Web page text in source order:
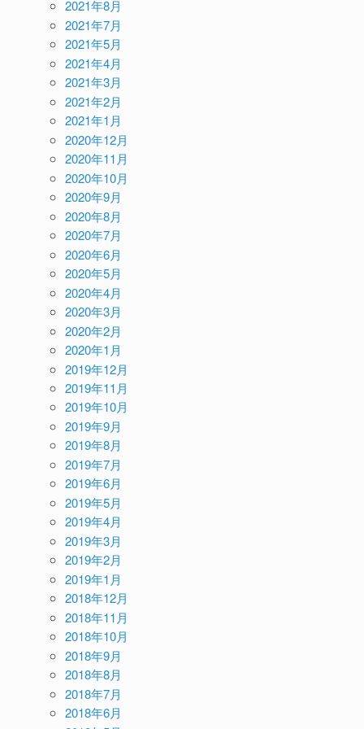
2021年8月
2021年7月
2021年5月
2021年4月
2021年3月
2021年2月
2021年1月
2020年12月
2020年11月
2020年10月
2020年9月
2020年8月
2020年7月
2020年6月
2020年5月
2020年4月
2020年3月
2020年2月
2020年1月
2019年12月
2019年11月
2019年10月
2019年9月
2019年8月
2019年7月
2019年6月
2019年5月
2019年4月
2019年3月
2019年2月
2019年1月
2018年12月
2018年11月
2018年10月
2018年9月
2018年8月
2018年7月
2018年6月